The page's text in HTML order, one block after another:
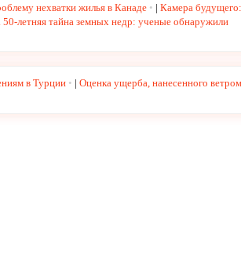
нехватки жилья в Канаде | Камера будущего:
50-летняя тайна земных недр: ученые обнаружили
в Турции | Оценка ущерба, нанесенного